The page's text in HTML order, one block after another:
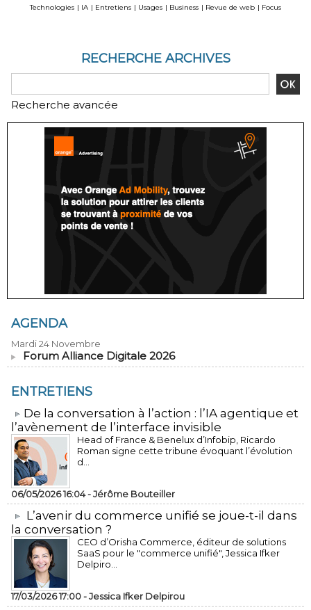
Technologies | IA | Entretiens | Usages | Business | Revue de web | Focus
RECHERCHE ARCHIVES
Recherche avancée
AGENDA
Mardi 24 Novembre
Forum Alliance Digitale 2026
ENTRETIENS
​De la conversation à l’action : l’IA agentique et
l’avènement de l’interface invisible
Head of France & Benelux d’Infobip, Ricardo
Roman signe cette tribune évoquant l’évolution
d...
06/05/2026 16:04 -Jérôme Bouteiller
L’avenir du commerce unifié se joue-t-il dans
la conversation ?
CEO d’Orisha Commerce, éditeur de solutions
SaaS pour le "commerce unifié", Jessica Ifker
Delpiro...
17/03/2026 17:00 -Jessica Ifker Delpirou